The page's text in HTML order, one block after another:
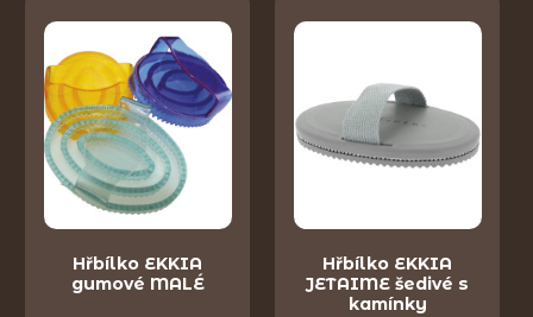
Hřbílko EKKIA
gumové MALÉ
Hřbílko EKKIA
JETAIME šedivé s
kamínky